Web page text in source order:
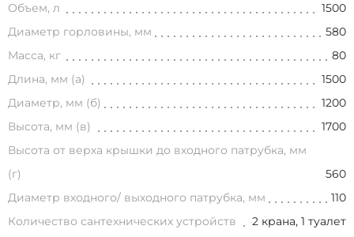
Объем, л
1500
Диаметр горловины, мм
580
Масса, кг
80
Длина, мм (а)
1500
Диаметр, мм (б)
1200
Высота, мм (в)
1700
Высота от верха крышки до входного патрубка, мм
(г)
560
Диаметр входного/ выходного патрубка, мм
110
Количество сантехнических устройств
2 крана, 1 туалет